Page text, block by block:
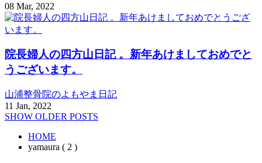
08 Mar, 2022
院長婦人の四方山日記 。新年あけましておめでと
うございます。
山浦整骨院のよもやま日記
11 Jan, 2022
SHOW OLDER POSTS
HOME
yamaura ( 2 )